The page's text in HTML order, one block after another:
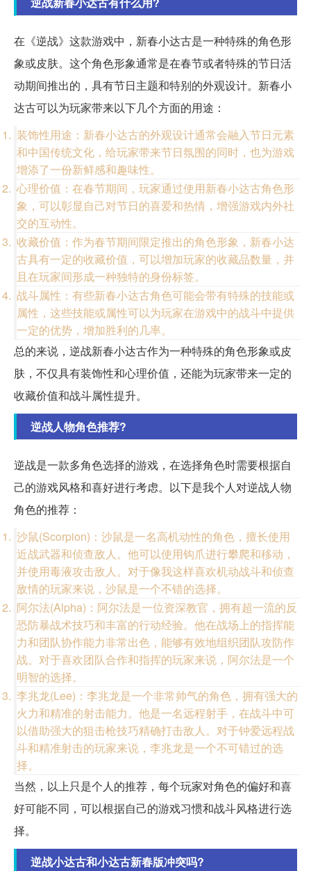
在《逆战》这款游戏中，新春小达古是一种特殊的角色形
象或皮肤。这个角色形象通常是在春节或者特殊的节日活
动期间推出的，具有节日主题和特别的外观设计。新春小
达古可以为玩家带来以下几个方面的用途：
装饰性用途：新春小达古的外观设计通常会融入节日元素
和中国传统文化，给玩家带来节日氛围的同时，也为游戏
增添了一份新鲜感和趣味性。
心理价值：在春节期间，玩家通过使用新春小达古角色形
象，可以彰显自己对节日的喜爱和热情，增强游戏内外社
交的互动性。
收藏价值：作为春节期间限定推出的角色形象，新春小达
古具有一定的收藏价值，可以增加玩家的收藏品数量，并
且在玩家间形成一种独特的身份标签。
战斗属性：有些新春小达古角色可能会带有特殊的技能或
属性，这些技能或属性可以为玩家在游戏中的战斗中提供
一定的优势，增加胜利的几率。
总的来说，逆战新春小达古作为一种特殊的角色形象或皮
肤，不仅具有装饰性和心理价值，还能为玩家带来一定的
收藏价值和战斗属性提升。
逆战人物角色推荐?
逆战是一款多角色选择的游戏，在选择角色时需要根据自
己的游戏风格和喜好进行考虑。以下是我个人对逆战人物
角色的推荐：
沙鼠(Scorpion)：沙鼠是一名高机动性的角色，擅长使用
近战武器和侦查敌人。他可以使用钩爪进行攀爬和移动，
并使用毒液攻击敌人。对于像我这样喜欢机动战斗和侦查
敌情的玩家来说，沙鼠是一个不错的选择。
阿尔法(Alpha)：阿尔法是一位资深教官，拥有超一流的反
恐防暴战术技巧和丰富的行动经验。他在战场上的指挥能
力和团队协作能力非常出色，能够有效地组织团队攻防作
战。对于喜欢团队合作和指挥的玩家来说，阿尔法是一个
明智的选择。
李兆龙(Lee)：李兆龙是一个非常帅气的角色，拥有强大的
火力和精准的射击能力。他是一名远程射手，在战斗中可
以借助强大的狙击枪技巧精确打击敌人。对于钟爱远程战
斗和精准射击的玩家来说，李兆龙是一个不可错过的选
择。
当然，以上只是个人的推荐，每个玩家对角色的偏好和喜
好可能不同，可以根据自己的游戏习惯和战斗风格进行选
择。
逆战小达古和小达古新春版冲突吗?